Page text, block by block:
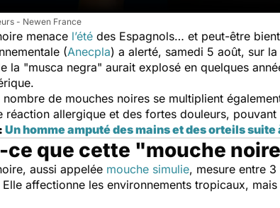
- Newen France
menace l’été des Espagnols… et peut-être
(Anecpla) a alerté, samedi 5 août, sur
la "musca negra" aurait explosé en quelques
nombre de mouches noires se multiplient
réaction allergique et des fortes douleurs,
Un homme amputé des mains et des orteils
ce que cette "mouche
aussi appelée mouche simulie, mesure entre
affectionne les environnements tropicaux,